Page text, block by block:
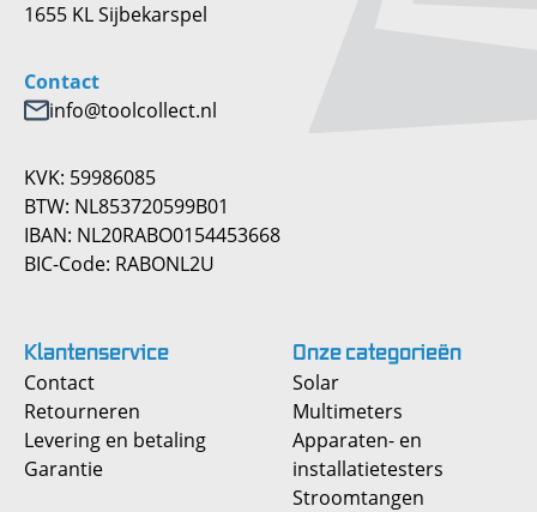
1655 KL Sijbekarspel
Contact
info@toolcollect.nl
KVK: 59986085
BTW: NL853720599B01
IBAN: NL20RABO0154453668
BIC-Code: RABONL2U
Klantenservice
Contact
Retourneren
Levering en betaling
Garantie
Onzecategorieën
Solar
Multimeters
Apparaten- en
installatietesters
Stroomtangen